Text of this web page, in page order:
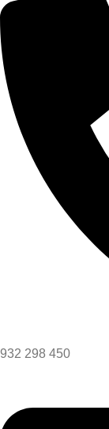
932 298 450